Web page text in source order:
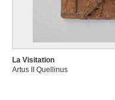
La Visitation
Artus II Quellinus